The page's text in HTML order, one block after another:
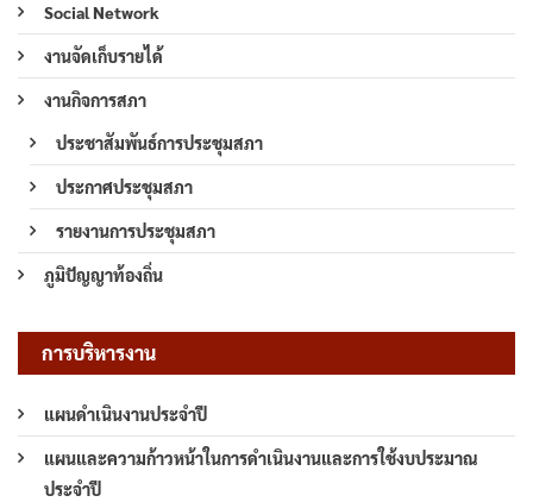
Social Network
งานจัดเก็บรายได้
งานกิจการสภา
ประชาสัมพันธ์การประชุมสภา
ประกาศประชุมสภา
รายงานการประชุมสภา
ภูมิปัญญาท้องถิ่น
การบริหารงาน
แผนดำเนินงานประจำปี
แผนและความก้าวหน้าในการดำเนินงานและการใช้งบประมาณ
ประจำปี